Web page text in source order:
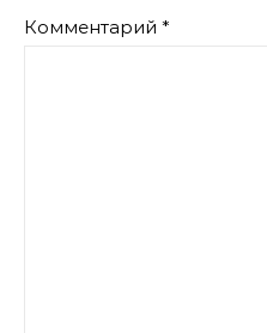
Комментарий *